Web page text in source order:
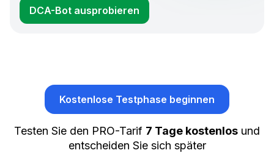
DCA-Bot ausprobieren
Kostenlose Testphase beginnen
Testen Sie den PRO-Tarif 7 Tage kostenlos und
entscheiden Sie sich später